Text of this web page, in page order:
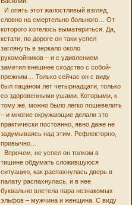
И опять этот жалостливый взгляд,
словно на смертельно больного… От
которого хотелось выматериться. Да,
кстати, по дороге он таки успел
заглянуть в зеркало около
рукомойников – и с удивлением
заметил внешнее сходство с собой-
прежним… Только сейчас он с виду
был пацаном лет четырнадцати, только
со здоровенными ушами. Которыми, к
тому же, можно было легко пошевелить
– и многие окружающие делали это
практически постоянно, явно даже не
задумываясь над этим. Рефлекторно,
привычно…
Впрочем, не успел он толком в
тишине обдумать сложившуюся
ситуацию, как распахнулась дверь в
палату распахнулась, и в нее
буквально влетела пара незнакомых
эльфов – мужчина и женщина. С виду